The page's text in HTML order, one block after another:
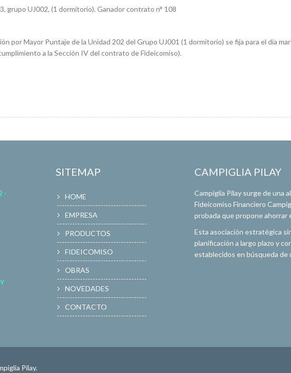
grupo UJ002, (1 dormitorio). Ganador contrato n° 108
por Mayor Puntaje de la Unidad 202 del Grupo UJ001 (1 dormitorio) se fija para el día
a la Sección IV del contrato de Fideicomiso).
-
SITEMAP
HOME
EMPRESA
PRODUCTOS
FIDEICOMISO
OBRAS
NOVEDADES
CONTACTO
CAMPIGLIA PILAY
Campiglia Pilay surge de una
Fideicomiso Financiero
probada que propone ahorrar
Esta asociación estratégica
planificación a largo plazo y
establecidos en búsqueda de
Pilay.